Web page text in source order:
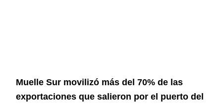
Muelle Sur movilizó más del 70% de las
exportaciones que salieron por el puerto del